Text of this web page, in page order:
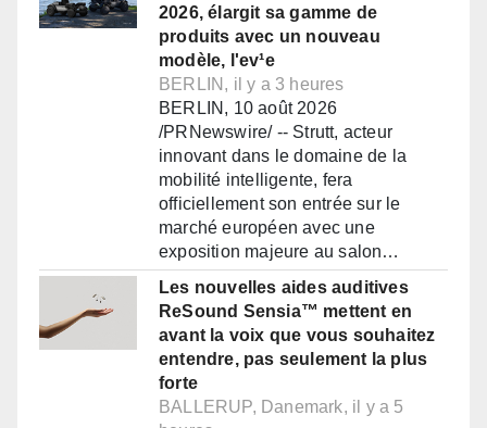
2026, élargit sa gamme de
produits avec un nouveau
modèle, l'ev¹e
BERLIN, il y a 3 heures
BERLIN, 10 août 2026
/PRNewswire/ -- Strutt, acteur
innovant dans le domaine de la
mobilité intelligente, fera
officiellement son entrée sur le
marché européen avec une
exposition majeure au salon…
Les nouvelles aides auditives
ReSound Sensia™ mettent en
avant la voix que vous souhaitez
entendre, pas seulement la plus
forte
BALLERUP, Danemark, il y a 5